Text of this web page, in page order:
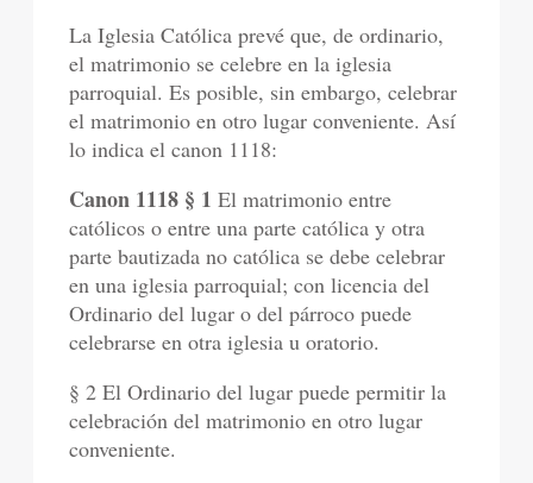
La Iglesia Católica prevé que, de ordinario,
el matrimonio se celebre en la iglesia
parroquial. Es posible, sin embargo, celebrar
el matrimonio en otro lugar conveniente. Así
lo indica el canon 1118:
Canon 1118 § 1 El matrimonio entre
católicos o entre una parte católica y otra
parte bautizada no católica se debe celebrar
en una iglesia parroquial; con licencia del
Ordinario del lugar o del párroco puede
celebrarse en otra iglesia u oratorio.
§ 2 El Ordinario del lugar puede permitir la
celebración del matrimonio en otro lugar
conveniente.